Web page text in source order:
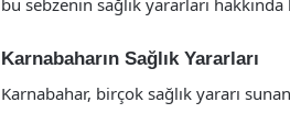
Karnabaharın Sağlık Yararları
Karnabahar, birçok sağlık yararı